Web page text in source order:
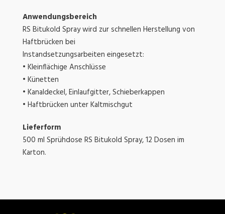
Anwendungsbereich
RS Bitukold Spray wird zur schnellen Herstellung von
Haftbrücken bei
Instandsetzungsarbeiten eingesetzt:
• Kleinflächige Anschlüsse
• Künetten
• Kanaldeckel, Einlaufgitter, Schieberkappen
• Haftbrücken unter Kaltmischgut
Lieferform
500 ml Sprühdose RS Bitukold Spray, 12 Dosen im
Karton.